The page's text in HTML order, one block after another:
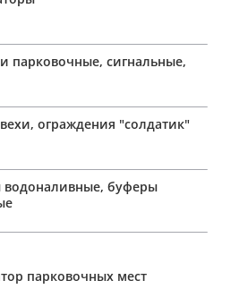
парковочные, сигнальные,
ограждения "солдатик"
водоналивные, буферы
парковочных мест